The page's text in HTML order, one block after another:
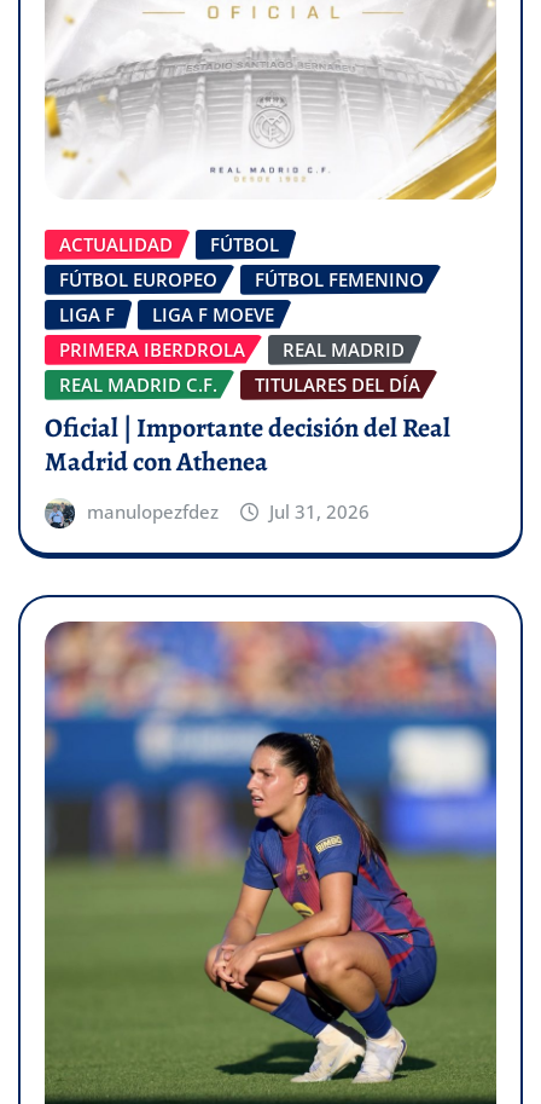
ACTUALIDAD
FÚTBOL
FÚTBOL EUROPEO
FÚTBOL FEMENINO
LIGA F
LIGA F MOEVE
PRIMERA IBERDROLA
REAL MADRID
REAL MADRID C.F.
TITULARES DEL DÍA
Oficial | Importante decisión del Real
Madrid con Athenea
manulopezfdez Jul 31, 2026